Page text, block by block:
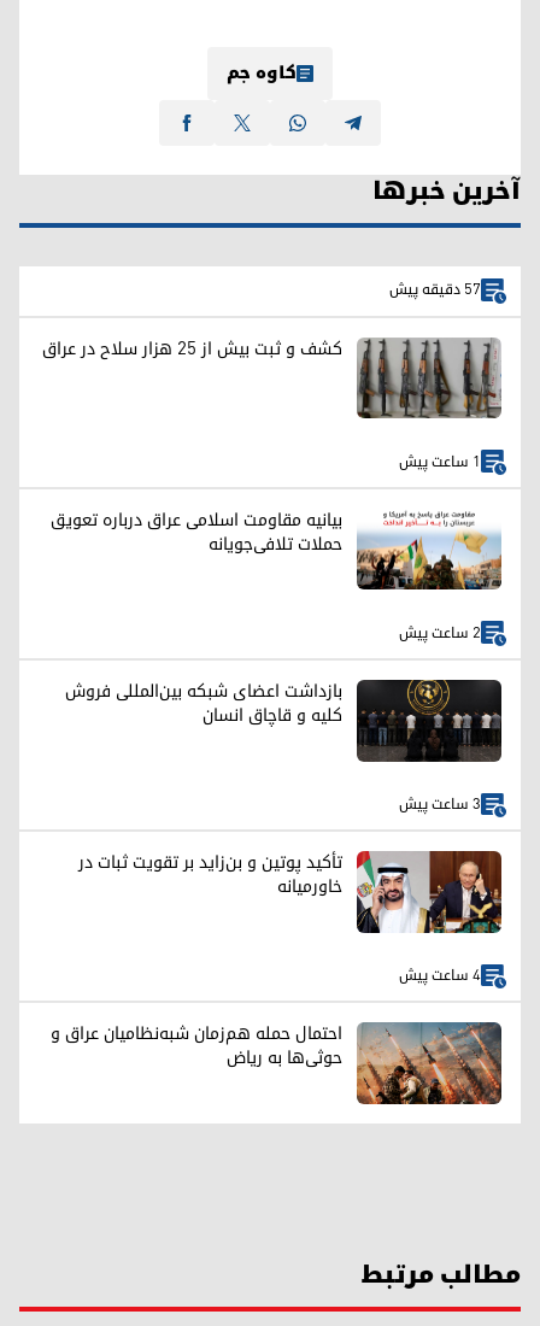
کاوە جم
آخرین خبرها
57 دقیقه پیش
کشف و ثبت بیش از ۲۵ هزار سلاح در عراق
1 ساعت پیش
بیانیه مقاومت اسلامی عراق درباره تعویق
حملات تلافی‌جویانه
2 ساعت پیش
بازداشت اعضای شبکه بین‌المللی فروش
کلیه و قاچاق انسان
3 ساعت پیش
تأکید پوتین و بن‌زاید بر تقویت ثبات در
خاورمیانه
4 ساعت پیش
احتمال حمله هم‌زمان شبه‌نظامیان عراق و
حوثی‌ها به ریاض
مطالب مرتبط